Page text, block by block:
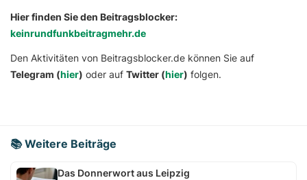
Hier finden Sie den Beitragsblocker:
keinrundfunkbeitragmehr.de
Den Aktivitäten von Beitragsblocker.de können Sie auf
Telegram (hier) oder auf Twitter (hier) folgen.
📚 Weitere Beiträge
Das Donnerwort aus Leipzig